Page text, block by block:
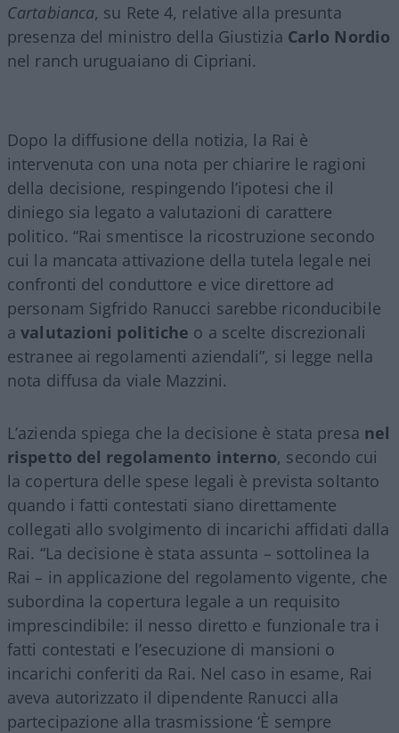
Cartabianca, su Rete 4, relative alla presunta
presenza del ministro della Giustizia Carlo Nordio
nel ranch uruguaiano di Cipriani.
Dopo la diffusione della notizia, la Rai è
intervenuta con una nota per chiarire le ragioni
della decisione, respingendo l’ipotesi che il
diniego sia legato a valutazioni di carattere
politico. “Rai smentisce la ricostruzione secondo
cui la mancata attivazione della tutela legale nei
confronti del conduttore e vice direttore ad
personam Sigfrido Ranucci sarebbe riconducibile
avalutazioni politiche o a scelte discrezionali
estranee ai regolamenti aziendali”, si legge nella
nota diffusa da viale Mazzini.
L’azienda spiega che la decisione è stata presa nel
rispetto del regolamento interno, secondo cui
la copertura delle spese legali è prevista soltanto
quando i fatti contestati siano direttamente
collegati allo svolgimento di incarichi affidati dalla
Rai. “La decisione è stata assunta – sottolinea la
Rai – in applicazione del regolamento vigente, che
subordina la copertura legale a un requisito
imprescindibile: il nesso diretto e funzionale tra i
fatti contestati e l’esecuzione di mansioni o
incarichi conferiti da Rai. Nel caso in esame, Rai
aveva autorizzato il dipendente Ranucci alla
partecipazione alla trasmissione ‘È sempre